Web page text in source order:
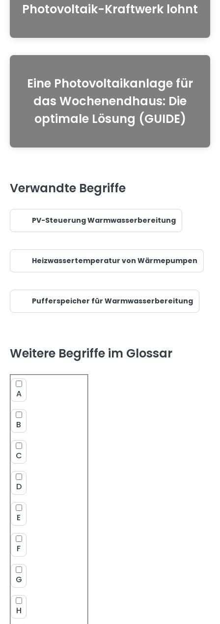
Photovoltaik-Kraftwerk lohnt
Eine Photovoltaikanlage für
das Wochenendhaus: Die
optimale Lösung (GUIDE)
Verwandte Begriffe
PV-Steuerung Warmwasserbereitung
Heizwassertemperatur von Wärmepumpen
Pufferspeicher für Warmwasserbereitung
Weitere Begriffe im Glossar
A
B
C
D
E
F
G
H